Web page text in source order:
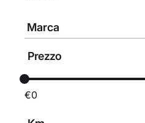
Prezzo
€0